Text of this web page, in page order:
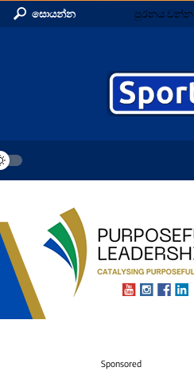
සොයන්න පුරනය වන්න
Sponsored